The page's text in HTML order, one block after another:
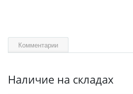
Комментарии
Наличие на складах